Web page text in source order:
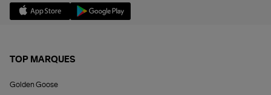
TOP MARQUES
Golden Goose